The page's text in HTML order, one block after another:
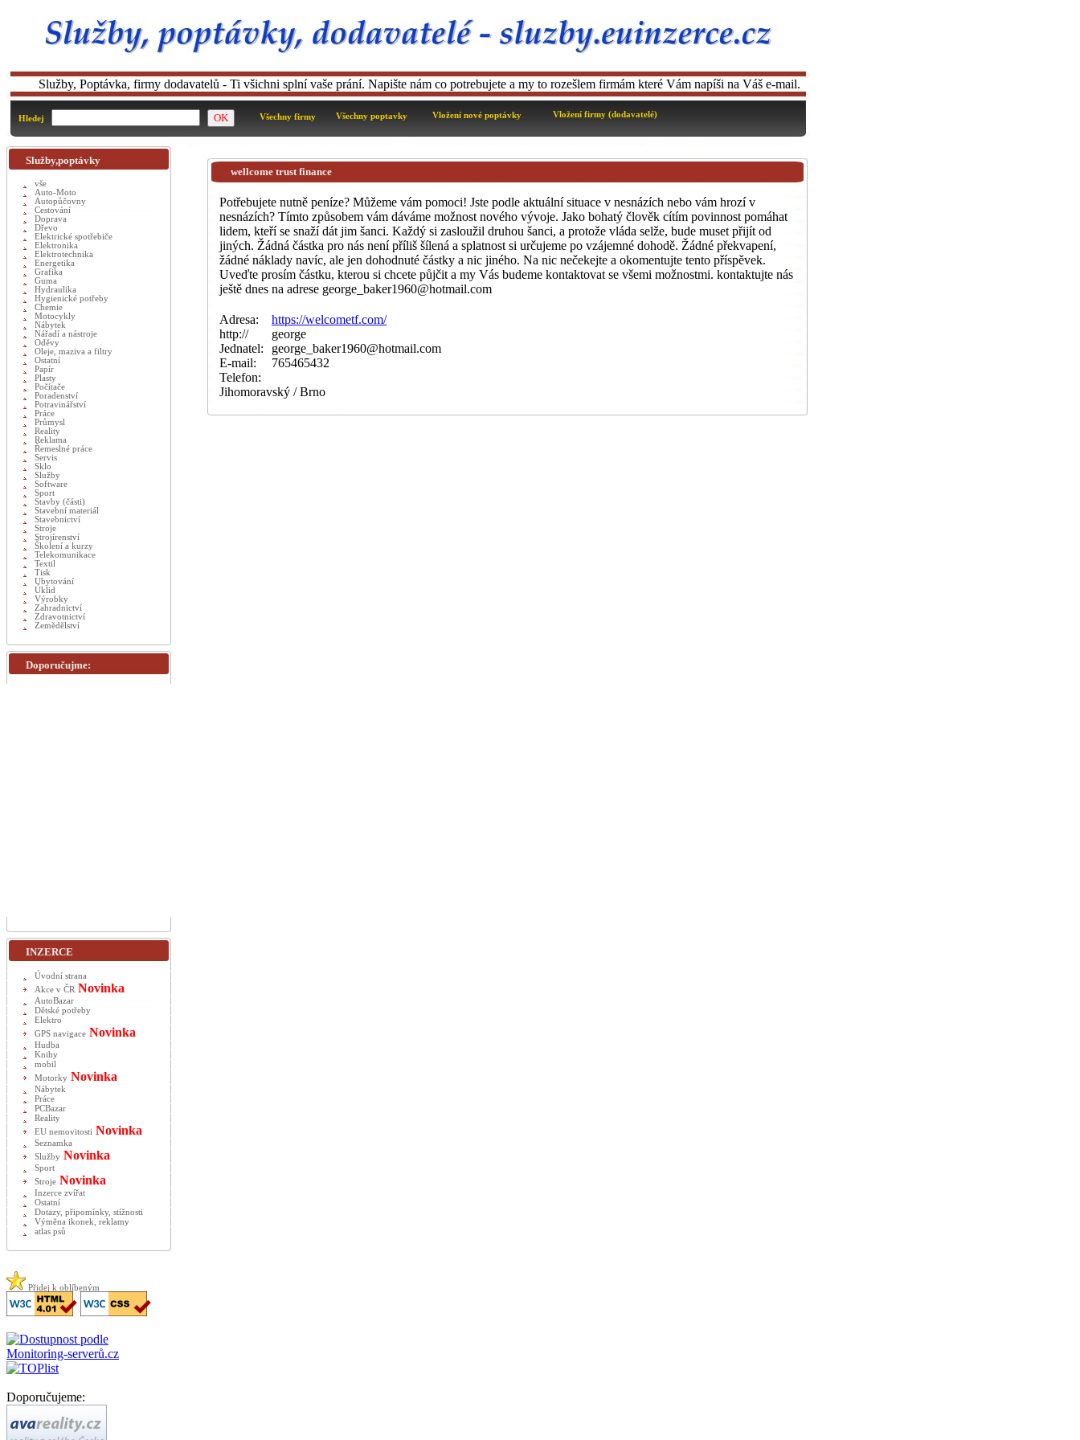
Služby, Poptávka, firmy dodavatelů - Ti všichni splní vaše prání. Napište nám co potrebujete a my to rozešlem firmám které Vám napíši na Váš e-mail.
Hledej Všechny firmy Všechny poptavky Vložení nové poptávky Vložení firmy (dodavatelé)
wellcome trust finance
Potřebujete nutně peníze? Můžeme vám pomoci! Jste podle aktuální situace v nesnázích nebo vám hrozí v
nesnázích? Tímto způsobem vám dáváme možnost nového vývoje. Jako bohatý člověk cítím povinnost pomáhat
lidem, kteří se snaží dát jim šanci. Každý si zasloužil druhou šanci, a protože vláda selže, bude muset přijít od
jiných. Žádná částka pro nás není příliš šílená a splatnost si určujeme po vzájemné dohodě. Žádné překvapení,
žádné náklady navíc, ale jen dohodnuté částky a nic jiného. Na nic nečekejte a okomentujte tento příspěvek.
Uveďte prosím částku, kterou si chcete půjčit a my Vás budeme kontaktovat se všemi možnostmi. kontaktujte nás
ještě dnes na adrese george_baker1960@hotmail.com
Adresa:
http://
Jednatel:
E-mail:
Telefon:
https://welcometf.com/
george
george_baker1960@hotmail.com
765465432
Jihomoravský / Brno
Služby,poptávky
vše
Auto-Moto
Autopůčovny
Cestování
Doprava
Dřevo
Elektrické spotřebiče
Elektronika
Elektrotechnika
Energetika
Grafika
Guma
Hydraulika
Hygienické potřeby
Chemie
Motocykly
Nábytek
Nářadí a nástroje
Oděvy
Oleje, maziva a filtry
Ostatní
Papír
Plasty
Počítače
Poradenství
Potravinářství
Práce
Průmysl
Reality
Reklama
Řemeslné práce
Servis
Sklo
Služby
Software
Sport
Stavby (části)
Stavební materiál
Stavebnictví
Stroje
Strojírenství
Školení a kurzy
Telekomunikace
Textil
Tisk
Ubytování
Úklid
Výrobky
Zahradnictví
Zdravotnictví
Zemědělství
Doporučujme:
INZERCE
Úvodní strana
Akce v ČR Novinka
AutoBazar
Dětské potřeby
Elektro
GPS navigace Novinka
Hudba
Knihy
mobil
Motorky Novinka
Nábytek
Práce
PCBazar
Reality
EU nemovitosti Novinka
Seznamka
Služby Novinka
Sport
Stroje Novinka
Inzerce zvířat
Ostatní
Dotazy, připomínky, stížnosti
Výměna ikonek, reklamy
atlas psů
Přidej k oblíbeným
Doporučujeme: